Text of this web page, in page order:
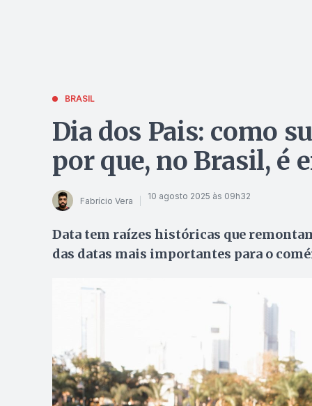
BRASIL
Dia dos Pais: como
por que, no Brasil, é
Fabrício Vera 10 agosto 2025 às 09h32
Data tem raízes históricas que
das datas mais importantes para o